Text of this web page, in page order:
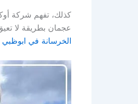
كذلك، تفهم شركة
عجمان بطريقة لا
الخرسانة في ابوظبي